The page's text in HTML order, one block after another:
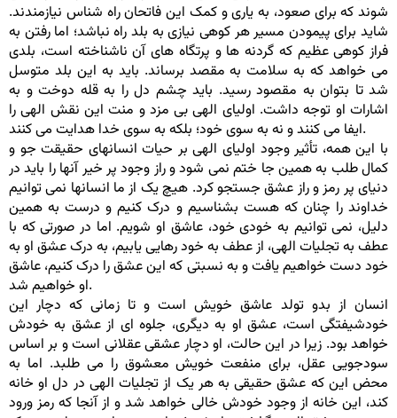
شوند که برای صعود، به یاری و کمک این فاتحان راه شناس نیازمندند.
شاید برای پیمودن مسیر هر کوهی نیازی به بلد راه نباشد؛ اما رفتن به
فراز کوهی عظیم که گردنه ها و پرتگاه های آن ناشناخته است، بلدی
می خواهد که به سلامت به مقصد برساند. باید به این بلد متوسل
شد تا بتوان به مقصود رسید. باید چشم دل را به قله دوخت و به
اشارات او توجه داشت. اولیای الهی بی مزد و منت این نقش الهی را
ایفا می کنند و نه به سوی خود؛ بلکه به سوی خدا هدایت می کنند.
با این همه، تأثیر وجود اولیای الهی بر حیات انسانهای حقیقت جو و
کمال طلب به همین جا ختم نمی شود و راز وجود پر خیر آنها را باید در
دنیای پر رمز و راز عشق جستجو کرد. هیچ یک از ما انسانها نمی توانیم
خداوند را چنان که هست بشناسیم و درک کنیم و درست به همین
دلیل، نمی توانیم به خودی خود، عاشق او شویم. اما در صورتی که با
عطف به تجلیات الهی، از عطف به خود رهایی یابیم، به درک عشق او به
خود دست خواهیم یافت و به نسبتی که این عشق را درک کنیم، عاشق
او خواهیم شد.
انسان از بدو تولد عاشق خویش است و تا زمانی که دچار این
خودشیفتگی است، عشق او به دیگری، جلوه ای از عشق به خودش
خواهد بود. زیرا در این حالت، او دچار عشقی عقلانی است و بر اساس
سودجویی عقل، برای منفعت خویش معشوق را می طلبد. اما به
محض این که عشق حقیقی به هر یک از تجلیات الهی در دل او خانه
کند، این خانه از وجود خودش خالی خواهد شد و از آنجا که رمز ورود